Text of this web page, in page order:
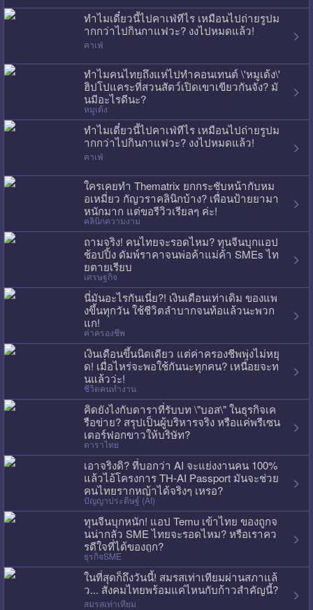
ทำไมเดี๋ยวนี้ไปคาเฟ่ทีไร เหมือนไปถ่ายรูปม
ากกว่าไปกินกาแฟวะ? งงไปหมดแล้ว!
คาเฟ่
ทำไมคนไทยถึงแห่ไปทำคอนเทนต์ \'หมูเด้ง\'
ฮิปโปแคระที่สวนสัตว์เปิดเขาเขียวกันจัง? มั
นมีอะไรดีนะ?
หมูเด้ง
ทำไมเดี๋ยวนี้ไปคาเฟ่ทีไร เหมือนไปถ่ายรูปม
ากกว่าไปกินกาแฟวะ? งงไปหมดแล้ว!
คาเฟ่
ใครเคยทำ Thematrix ยกกระชับหน้ากับหม
อเหมี่ยว กัญวราคลินิกบ้าง? เพื่อนป้ายยามา
หนักมาก แต่ขอรีวิวเรียลๆ ค่ะ!
คลินิกความงาม
ถามจริง! คนไทยจะรอดไหม? ทุนจีนบุกแอป
ช้อปปิ้ง ดัมพ์ราคาจนพ่อค้าแม่ค้า SMEs ไท
ยตายเรียบ
เศรษฐกิจ
นี่มันอะไรกันเนี่ย?! เงินเดือนเท่าเดิม ของแพ
งขึ้นทุกวัน ใช้ชีวิตลำบากจนท้อแล้วนะพวก
แก!
ค่าครองชีพ
เงินเดือนขึ้นนิดเดียว แต่ค่าครองชีพพุ่งไม่หยุ
ด! เมื่อไหร่จะพอใช้กันนะทุกคน? เหนื่อยจะท
นแล้วว่ะ!
ชีวิตคนทำงาน
คิดยังไงกับดาราที่รับบท \"บอส\" ในธุรกิจเค
รือข่าย? สรุปเป็นผู้บริหารจริง หรือแค่พรีเซน
เตอร์ฟอกขาวให้บริษัท?
ดาราไทย
เอาจริงดิ? ที่บอกว่า AI จะแย่งงานคน 100%
แล้วไอ้โครงการ TH-AI Passport มันจะช่วย
คนไทยรากหญ้าได้จริงๆ เหรอ?
ปัญญาประดิษฐ์ (AI)
ทุนจีนบุกหนัก! แอป Temu เข้าไทย ของถูกจ
นน่ากลัว SME ไทยจะรอดไหม? หรือเราคว
รดีใจที่ได้ของถูก?
ธุรกิจSME
ในที่สุดก็ถึงวันนี้! สมรสเท่าเทียมผ่านสภาแล้
ว... สังคมไทยพร้อมแค่ไหนกับก้าวสำคัญนี้?
สมรสเท่าเทียม